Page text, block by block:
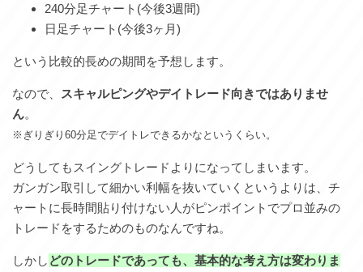
240分足チャート(今後3週間)
日足チャート(今後3ヶ月)
という比較的長めの期間を予想します。
なので、
スキャルピングやデイトレード向きではありませ
ん。
※ぎりぎり60分足でデイトレできるかなというくらい。
どうしてもスイングトレードよりになってしまいます。
ガンガン取引して細かい利幅を抜いていくというよりは、チ
ャートに長時間貼り付けない人がピンポイントでプロ並みの
トレードをするためのものなんですね。
しかし どのトレードであっても、基本的な考え方は変わりま